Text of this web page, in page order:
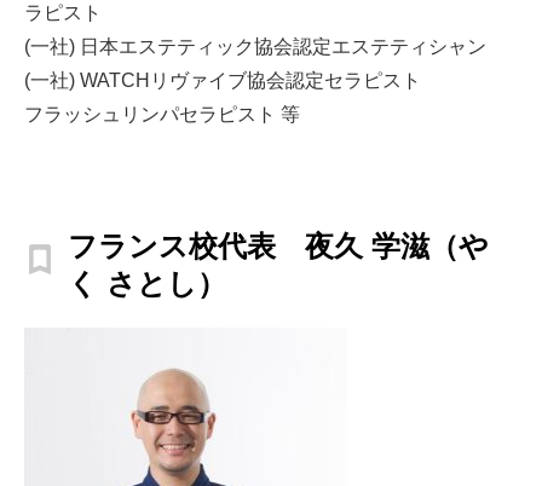
ラピスト
(一社) 日本エステティック協会認定エステティシャン
(一社) WATCHリヴァイブ協会認定セラピスト
フラッシュリンパセラピスト 等
フランス校代表 夜久 学滋（や
く さとし）